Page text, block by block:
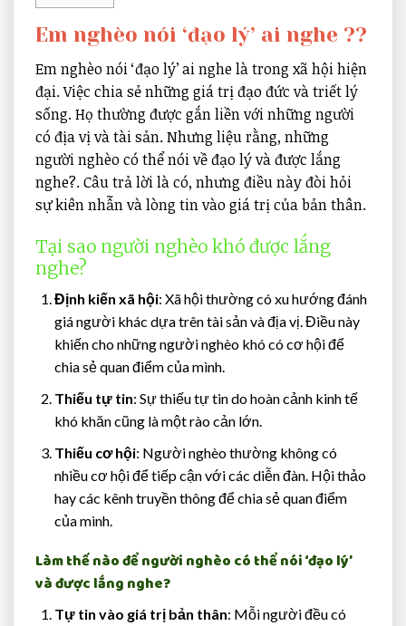
Em nghèo nói ‘đạo lý’ ai nghe ??
Em nghèo nói ‘đạo lý’ ai nghe là trong xã hội hiện
đại. Việc chia sẻ những giá trị đạo đức và triết lý
sống. Họ thường được gắn liền với những người
có địa vị và tài sản. Nhưng liệu rằng, những
người nghèo có thể nói về đạo lý và được lắng
nghe?. Câu trả lời là có, nhưng điều này đòi hỏi
sự kiên nhẫn và lòng tin vào giá trị của bản thân.
Tại sao người nghèo khó được lắng
nghe?
Định kiến xã hội: Xã hội thường có xu hướng đánh
giá người khác dựa trên tài sản và địa vị. Điều này
khiến cho những người nghèo khó có cơ hội để
chia sẻ quan điểm của mình.
Thiếu tự tin: Sự thiếu tự tin do hoàn cảnh kinh tế
khó khăn cũng là một rào cản lớn.
Thiếu cơ hội: Người nghèo thường không có
nhiều cơ hội để tiếp cận với các diễn đàn. Hội thảo
hay các kênh truyền thông để chia sẻ quan điểm
của mình.
Làm thế nào để người nghèo có thể nói ‘đạo lý’
và được lắng nghe?
Tự tin vào giá trị bản thân: Mỗi người đều có